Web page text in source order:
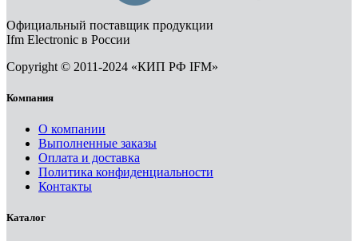
Официальный поставщик продукции
Ifm Electronic в России
Copyright © 2011-2024 «КИП РФ IFM»
Компания
О компании
Выполненные заказы
Оплата и доставка
Политика конфиденциальности
Контакты
Каталог